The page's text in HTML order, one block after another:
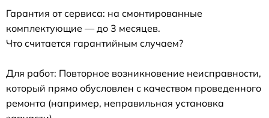
Гарантия от сервиса: на смонтированные
комплектующие — до 3 месяцев.
Что считается гарантийным случаем?
Для работ: Повторное возникновение неисправности,
который прямо обусловлен с качеством проведенного
ремонта (например, неправильная установка